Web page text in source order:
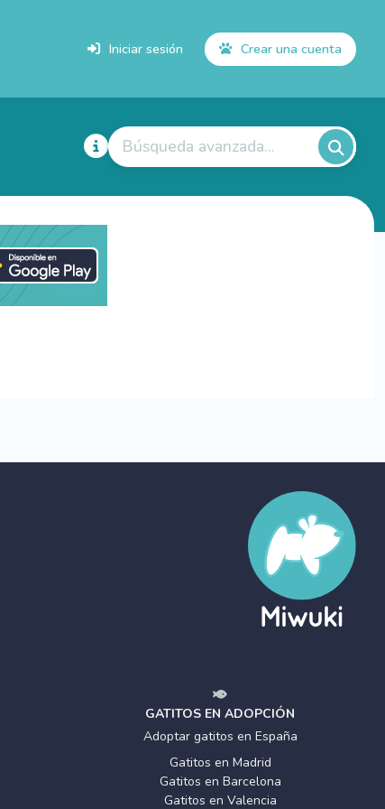
Iniciar sesión Crear una cuenta
Búsqueda avanzada...
GATITOS EN ADOPCIÓN
Adoptar gatitos en España
Gatitos en Madrid
Gatitos en Barcelona
Gatitos en Valencia